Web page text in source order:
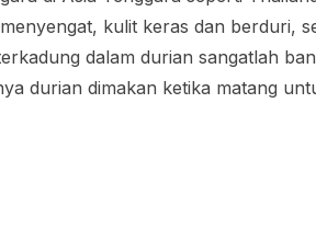
kulit keras dan berduri,
dalam durian sangatlah
durian dimakan ketika matang